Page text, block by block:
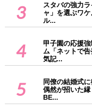
3
スタバの強力
ャ」を選ぶワ
ル...
4
甲子園の応援
ム「ネットで
気記...
5
同僚の結婚式
偶然が招いた
BE...